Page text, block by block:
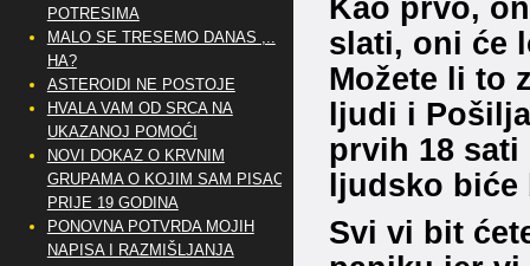
slati, oni će
Možete li to
ljudi i
prvih 18 sati
ljudsko biće
Svi vi bit
POTRESIMA
MALO SE TRESEMO DANAS ,..
HA?
ASTEROIDI NE POSTOJE
HVALA VAM OD SRCA NA
UKAZANOJ POMOĆI
NOVI DOKAZ O KRVNIM
GRUPAMA O KOJIM SAM PISAO
PRIJE 19 GODINA
PONOVNA POTVRDA MOJIH
NAPISA I RAZMIŠLJANJA